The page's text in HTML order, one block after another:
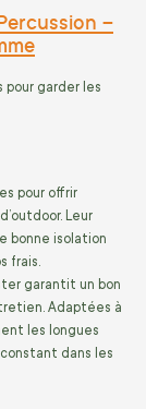
–
garder les
pour offrir
Leur
bonne isolation
frais.
garantit un bon
Adaptées à
les longues
dans les